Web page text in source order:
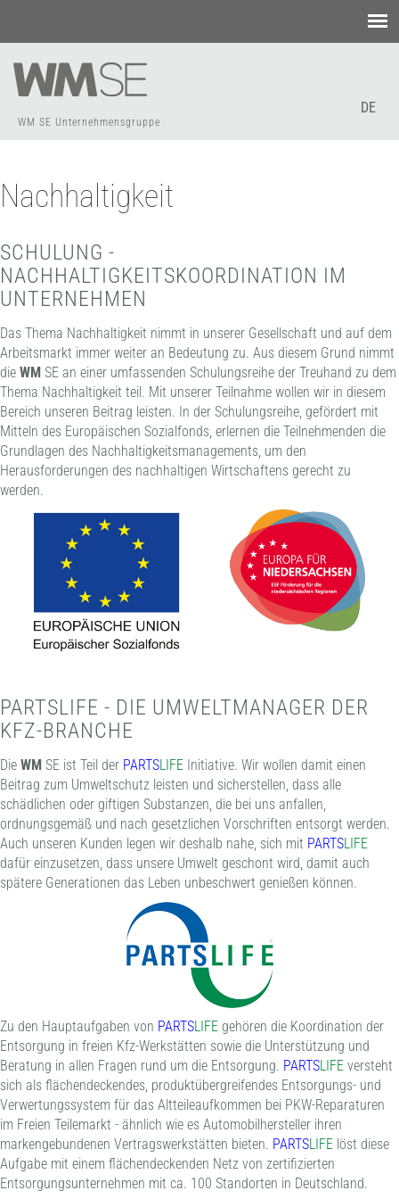
WM SE Unternehmensgruppe
Nachhaltigkeit
SCHULUNG -
NACHHALTIGKEITSKOORDINATION IM
UNTERNEHMEN
Das Thema Nachhaltigkeit nimmt in unserer Gesellschaft und auf dem
Arbeitsmarkt immer weiter an Bedeutung zu. Aus diesem Grund nimmt
die WM SE an einer umfassenden Schulungsreihe der Treuhand zu dem
Thema Nachhaltigkeit teil. Mit unserer Teilnahme wollen wir in diesem
Bereich unseren Beitrag leisten. In der Schulungsreihe, gefördert mit
Mitteln des Europäischen Sozialfonds, erlernen die Teilnehmenden die
Grundlagen des Nachhaltigkeitsmanagements, um den
Herausforderungen des nachhaltigen Wirtschaftens gerecht zu
werden.
PARTSLIFE - DIE UMWELTMANAGER DER
KFZ-BRANCHE
Die WM SE ist Teil der PARTSLIFE Initiative. Wir wollen damit einen
Beitrag zum Umweltschutz leisten und sicherstellen, dass alle
schädlichen oder giftigen Substanzen, die bei uns anfallen,
ordnungsgemäß und nach gesetzlichen Vorschriften entsorgt werden.
Auch unseren Kunden legen wir deshalb nahe, sich mit PARTSLIFE
dafür einzusetzen, dass unsere Umwelt geschont wird, damit auch
spätere Generationen das Leben unbeschwert genießen können.
Zu den Hauptaufgaben von PARTSLIFE gehören die Koordination der
Entsorgung in freien Kfz-Werkstätten sowie die Unterstützung und
Beratung in allen Fragen rund um die Entsorgung. PARTSLIFE versteht
sich als flächendeckendes, produktübergreifendes Entsorgungs- und
Verwertungssystem für das Altteileaufkommen bei PKW-Reparaturen
im Freien Teilemarkt - ähnlich wie es Automobilhersteller ihren
markengebundenen Vertragswerkstätten bieten. PARTSLIFE löst diese
Aufgabe mit einem flächendeckenden Netz von zertifizierten
Entsorgungsunternehmen mit ca. 100 Standorten in Deutschland.